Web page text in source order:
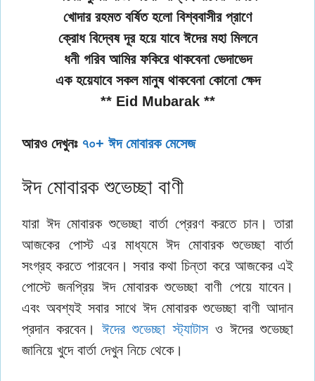
খোদার রহমত বর্ষিত হলো বিশ্ববাসীর প্রাণে
ক্রোধ বিদ্বেষ দূর হয়ে যাবে ঈদের মহা মিলনে
ধনী গরিব আমির ফকিরে থাকবেনা ভেদাভেদ
এক হয়েযাবে সকল মানুষ থাকবেনা কোনো ক্ষেদ
** Eid Mubarak **
আরও দেখুনঃ ৭০+ ঈদ মোবারক মেসেজ
ঈদ মোবারক শুভেচ্ছা বাণী
যারা ঈদ মোবারক শুভেচ্ছা বার্তা প্রেরণ করতে চান। তারা
আজকের পোস্ট এর মাধ্যমে ঈদ মোবারক শুভেচ্ছা বার্তা
সংগ্রহ করতে পারবেন। সবার কথা চিন্তা করে আজকের এই
পোস্টে জনপ্রিয় ঈদ মোবারক শুভেচ্ছা বাণী পেয়ে যাবেন।
এবং অবশ্যই সবার সাথে ঈদ মোবারক শুভেচ্ছা বাণী আদান
প্রদান করবেন।ঈদের শুভেচ্ছা স্ট্যাটাসও ঈদের শুভেচ্ছা
জানিয়ে খুদে বার্তা দেখুন নিচে থেকে।